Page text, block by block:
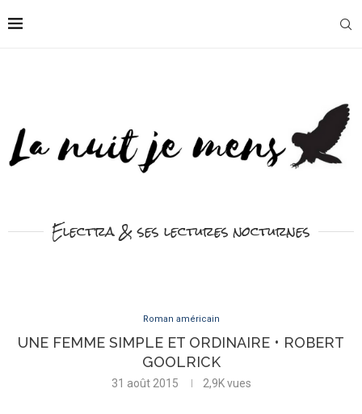
Electra & ses lectures nocturnes
Roman américain
UNE FEMME SIMPLE ET ORDINAIRE • ROBERT
GOOLRICK
31 août 2015 2,9Kvues